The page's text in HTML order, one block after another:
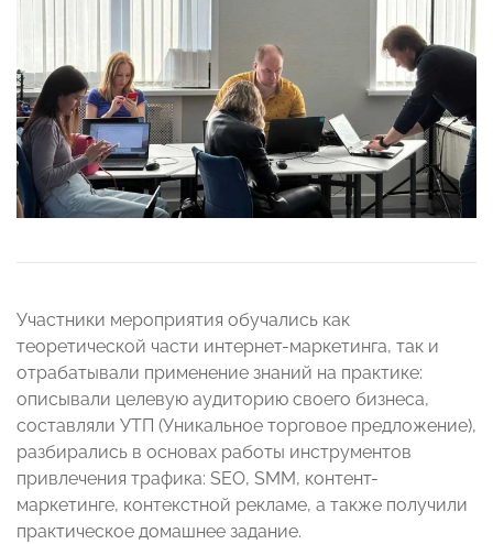
Участники мероприятия обучались как
теоретической части интернет-маркетинга, так и
отрабатывали применение знаний на практике:
описывали целевую аудиторию своего бизнеса,
составляли УТП (Уникальное торговое предложение),
разбирались в основах работы инструментов
привлечения трафика: SEO, SMM, контент-
маркетинге, контекстной рекламе, а также получили
практическое домашнее задание.